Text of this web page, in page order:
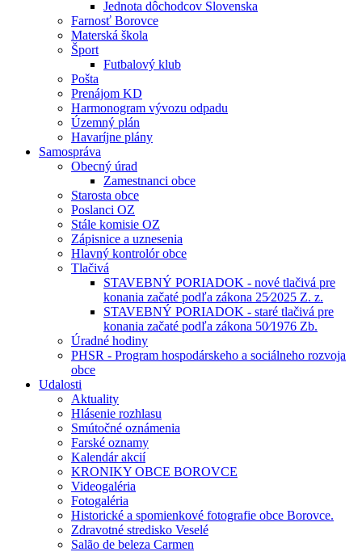
Jednota dôchodcov Slovenska
Farnosť Borovce
Materská škola
Šport
Futbalový klub
Pošta
Prenájom KD
Harmonogram vývozu odpadu
Územný plán
Havaríjne plány
Samospráva
Obecný úrad
Zamestnanci obce
Starosta obce
Poslanci OZ
Stále komisie OZ
Zápisnice a uznesenia
Hlavný kontrolór obce
Tlačivá
STAVEBNÝ PORIADOK - nové tlačivá pre
konania začaté podľa zákona 25⁄2025 Z. z.
STAVEBNÝ PORIADOK - staré tlačivá pre
konania začaté podľa zákona 50⁄1976 Zb.
Úradné hodiny
PHSR - Program hospodárskeho a sociálneho rozvoja
obce
Udalosti
Aktuality
Hlásenie rozhlasu
Smútočné oznámenia
Farské oznamy
Kalendár akcií
KRONIKY OBCE BOROVCE
Videogaléria
Fotogaléria
Historické a spomienkové fotografie obce Borovce.
Zdravotné stredisko Veselé
Salão de beleza Carmen